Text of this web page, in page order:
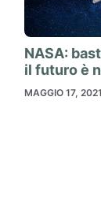
NASA:
il futuro è
MAGGIO 17, 2021